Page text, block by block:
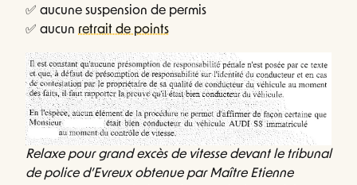
✅ aucune suspension de permis
✅ aucun retrait de points
Relaxe pour grand excès de vitesse devant le tribunal
de police d’Evreux obtenue par Maître Etienne